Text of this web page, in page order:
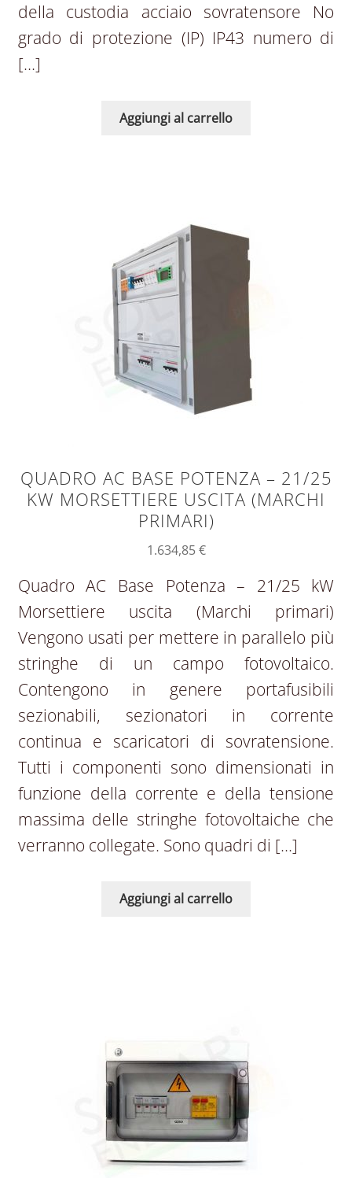
della custodia acciaio sovratensore No
grado di protezione (IP) IP43 numero di
[…]
Aggiungi al carrello
QUADRO AC BASE POTENZA – 21/25
KW MORSETTIERE USCITA (MARCHI
PRIMARI)
1.634,85€
Quadro AC Base Potenza – 21/25 kW
Morsettiere uscita (Marchi primari)
Vengono usati per mettere in parallelo più
stringhe di un campo fotovoltaico.
Contengono in genere portafusibili
sezionabili, sezionatori in corrente
continua e scaricatori di sovratensione.
Tutti i componenti sono dimensionati in
funzione della corrente e della tensione
massima delle stringhe fotovoltaiche che
verranno collegate. Sono quadri di […]
Aggiungi al carrello